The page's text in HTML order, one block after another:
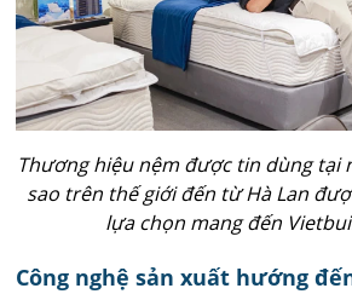
Thương hiệu nệm được tin dùng tại
sao trên thế giới đến từ Hà Lan
lựa chọn mang đến
Công nghệ sản xuất hướng